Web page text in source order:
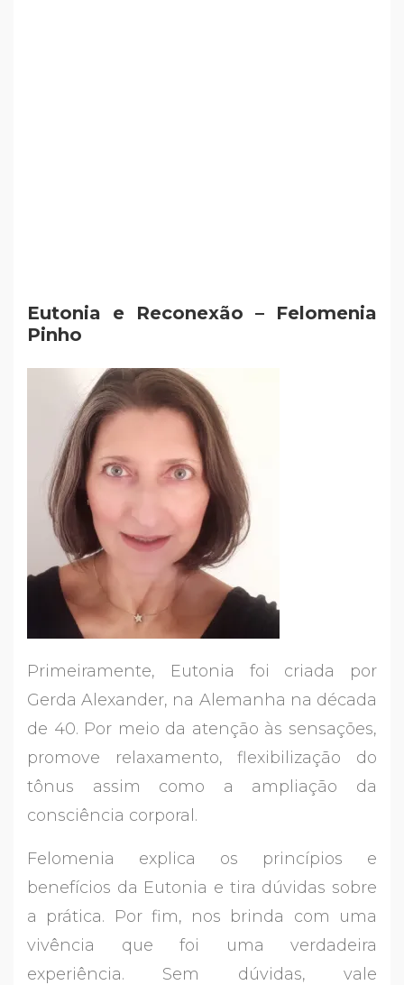
Eutonia e Reconexão – Felomenia
Pinho
Primeiramente, Eutonia foi criada por
Gerda Alexander, na Alemanha na década
de 40. Por meio da atenção às sensações,
promove relaxamento, flexibilização do
tônus assim como a ampliação da
consciência corporal.
Felomenia explica os princípios e
benefícios da Eutonia e tira dúvidas sobre
a prática. Por fim, nos brinda com uma
vivência que foi uma verdadeira
experiência. Sem dúvidas, vale